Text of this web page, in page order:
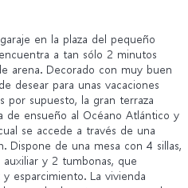
en la plaza del pequeño
a tan sólo 2 minutos
arena. Decorado con muy buen
desear para unas vacaciones
por supuesto, la gran terraza
de ensueño al Océano Atlántico y
se accede a través de una
Dispone de una mesa con 4 sillas,
y 2 tumbonas, que
esparcimiento. La vivienda